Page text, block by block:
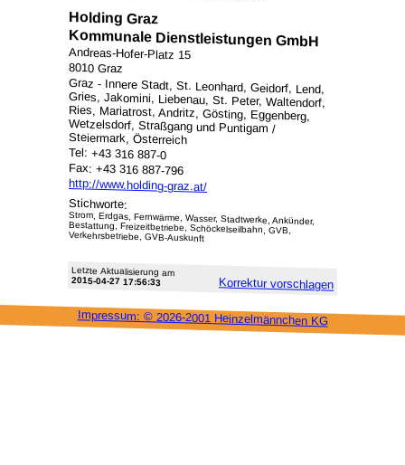
Holding Graz
Kommunale Dienstleistungen GmbH
Andreas-Hofer-Platz 15
8010 Graz
Graz - Innere Stadt, St. Leonhard, Geidorf, Lend,
Gries, Jakomini, Liebenau, St. Peter, Waltendorf,
Ries, Mariatrost, Andritz, Gösting, Eggenberg,
Wetzelsdorf, Straßgang und Puntigam /
Steiermark, Österreich
Tel: +43 316 887-0
Fax: +43 316 887-796
http://www.holding-graz.at/
Stichworte:
Strom, Erdgas, Fernwärme, Wasser, Stadtwerke, Ankünder,
Bestattung, Freizeitbetriebe, Schöckelseilbahn, GVB,
Verkehrsbetriebe, GVB-Auskunft
Letzte Aktu­alisie­rung am
2015-04-27 17:56:33 Korrektur vor­schlagen
Impressum: © 2026-2001 Heinzel­männchen KG